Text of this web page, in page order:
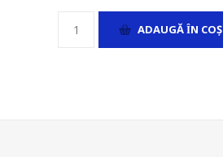
ADAUGĂ ȊN COŞ